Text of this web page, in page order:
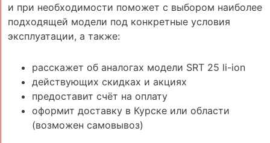
и при необходимости поможет с выбором наиболее
подходящей модели под конкретные условия
эксплуатации, а также:
расскажет об аналогах модели SRT 25 li-ion
действующих скидках и акциях
предоставит счёт на оплату
оформит доставку в Курске или области
(возможен самовывоз)